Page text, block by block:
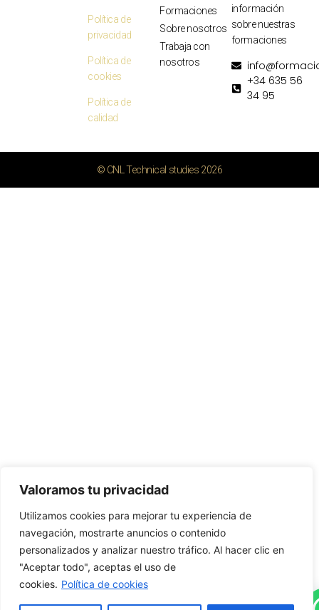
Valoramos tu privacidad
Utilizamos cookies para mejorar tu experiencia de
navegación, mostrarte anuncios o contenido
personalizados y analizar nuestro tráfico. Al hacer clic en
"Aceptar todo", aceptas el uso de
cookies. Política de cookies
Política de
privacidad
Política de
cookies
Política de
calidad
Formaciones
Sobre nosotros
Trabaja con
nosotros
información
sobre nuestras
formaciones
+34 635 56
34 95
© CNL Technical studies 2026